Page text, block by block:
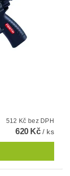
512 Kč bez DPH
620 Kč/ ks